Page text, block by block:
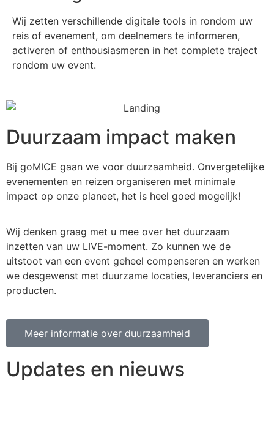
Wij zetten verschillende digitale tools in rondom uw
reis of evenement, om deelnemers te informeren,
activeren of enthousiasmeren in het complete traject
rondom uw event.
Duurzaam impact maken
Bij goMICE gaan we voor duurzaamheid. Onvergetelijke
evenementen en reizen organiseren met minimale
impact op onze planeet, het is heel goed mogelijk!
Wij denken graag met u mee over het duurzaam
inzetten van uw LIVE-moment. Zo kunnen we de
uitstoot van een event geheel compenseren en werken
we desgewenst met duurzame locaties, leveranciers en
producten.
Meer informatie over duurzaamheid
Updates en nieuws